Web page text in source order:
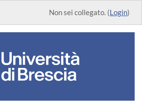
Non sei collegato. (Login)